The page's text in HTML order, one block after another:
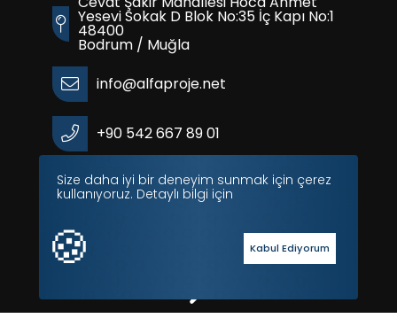
Cevat Şakir Mahallesi Hoca Ahmet
Yesevi Sokak D Blok No:35 İç Kapı No:1
48400
Bodrum / Muğla
info@alfaproje.net
+90 542 667 89 01
© 2026 Alfa Proje Dış Ticaret A.Ş.Tüm Hakları
🍪
Size daha iyi bir deneyim sunmak için çerez
kullanıyoruz. Detaylı bilgi için
Kabul Ediyorum